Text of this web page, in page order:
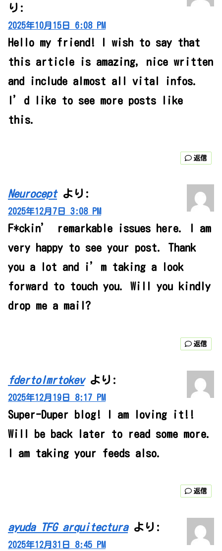
り:
2025年10月15日 6:08 PM
Hello my friend! I wish to say that
this article is amazing, nice written
and include almost all vital infos.
I’d like to see more posts like
this.
返信
Neurocept より:
2025年12月7日 3:08 PM
F*ckin’ remarkable issues here. I am
very happy to see your post. Thank
you a lot and i’m taking a look
forward to touch you. Will you kindly
drop me a mail?
返信
fdertolmrtokev より:
2025年12月19日 8:17 PM
Super-Duper blog! I am loving it!!
Will be back later to read some more.
I am taking your feeds also.
返信
ayuda TFG arquitectura より:
2025年12月31日 8:45 PM